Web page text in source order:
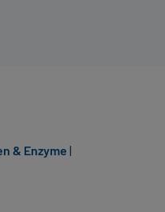
& Enzyme |